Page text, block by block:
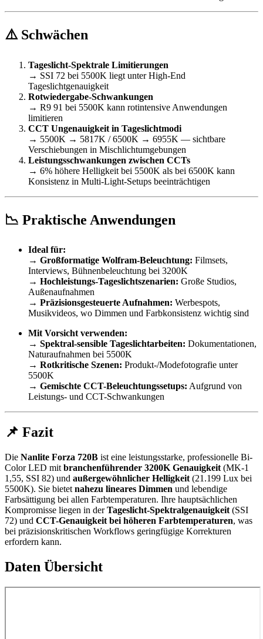
⚠️ Schwächen
Tageslicht-Spektrale Limitierungen
→ SSI 72 bei 5500K liegt unter High-End
Tageslichtgenauigkeit
Rotwiedergabe-Schwankungen
→ R9 91 bei 5500K kann rotintensive Anwendungen
limitieren
CCT Ungenauigkeit in Tageslichtmodi
→ 5500K → 5817K / 6500K → 6955K — sichtbare
Verschiebungen in Mischlichtumgebungen
Leistungsschwankungen zwischen CCTs
→ 6% höhere Helligkeit bei 5500K als bei 6500K kann
Konsistenz in Multi-Light-Setups beeinträchtigen
📉 Praktische Anwendungen
Ideal für:
→ Großformatige Wolfram-Beleuchtung: Filmsets,
Interviews, Bühnenbeleuchtung bei 3200K
→ Hochleistungs-Tageslichtszenarien: Große Studios,
Außenaufnahmen
→ Präzisionsgesteuerte Aufnahmen: Werbespots,
Musikvideos, wo Dimmen und Farbkonsistenz wichtig sind
Mit Vorsicht verwenden:
→ Spektral-sensible Tageslichtarbeiten: Dokumentationen,
Naturaufnahmen bei 5500K
→ Rotkritische Szenen: Produkt-/Modefotografie unter
5500K
→ Gemischte CCT-Beleuchtungssetups: Aufgrund von
Leistungs- und CCT-Schwankungen
📌 Fazit
Die Nanlite Forza 720B ist eine leistungsstarke, professionelle Bi-
Color LED mit branchenführender 3200K Genauigkeit (MK-1
1,55, SSI 82) und außergewöhnlicher Helligkeit (21.199 Lux bei
5500K). Sie bietet nahezu lineares Dimmen und lebendige
Farbsättigung bei allen Farbtemperaturen. Ihre hauptsächlichen
Kompromisse liegen in derTageslicht-Spektralgenauigkeit (SSI
72) und CCT-Genauigkeit bei höheren Farbtemperaturen, was
bei präzisionskritischen Workflows geringfügige Korrekturen
erfordern kann.
Daten Übersicht